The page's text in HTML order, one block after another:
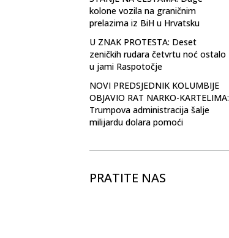
kolone vozila na graničnim
prelazima iz BiH u Hrvatsku
U ZNAK PROTESTA: Deset
zeničkih rudara četvrtu noć ostalo
u jami Raspotočje
NOVI PREDSJEDNIK KOLUMBIJE
OBJAVIO RAT NARKO-KARTELIMA:
Trumpova administracija šalje
milijardu dolara pomoći
PRATITE NAS